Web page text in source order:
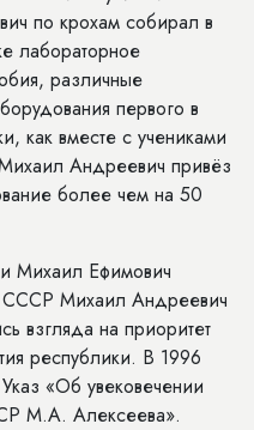
по крохам собирал в
лабораторное
различные
первого в
как вместе с учениками
Андреевич привёз
более чем на 50
Михаил Ефимович
СССР Михаил Андреевич
взгляда на приоритет
республики. В 1996
«Об увековечении
М.А. Алексеева».